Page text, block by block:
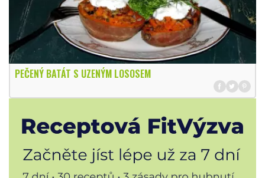
PEČENÝ BATÁT S UZENÝM LOSOSEM